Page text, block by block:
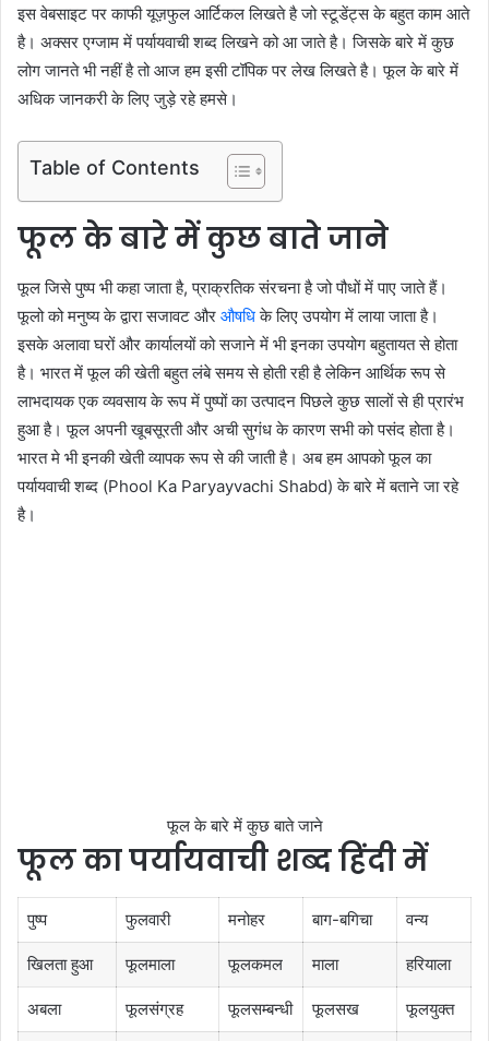
इस वेबसाइट पर काफी यूज़फुल आर्टिकल लिखते है जो स्टूडेंट्स के बहुत काम आते
है। अक्सर एग्जाम में पर्यायवाची शब्द लिखने को आ जाते है। जिसके बारे में कुछ
लोग जानते भी नहीं है तो आज हम इसी टॉपिक पर लेख लिखते है। फूल के बारे में
अधिक जानकरी के लिए जुड़े रहे हमसे।
Table of Contents
फूल के बारे में कुछ बाते जाने
फूल जिसे पुष्प भी कहा जाता है, प्राक्रतिक संरचना है जो पौधों में पाए जाते हैं।
फूलो को मनुष्य के द्वारा सजावट और औषधिके लिए उपयोग में लाया जाता है।
इसके अलावा घरों और कार्यालयों को सजाने में भी इनका उपयोग बहुतायत से होता
है। भारत में फूल की खेती बहुत लंबे समय से होती रही है लेकिन आर्थिक रूप से
लाभदायक एक व्यवसाय के रूप में पुष्पों का उत्पादन पिछले कुछ सालों से ही प्रारंभ
हुआ है। फूल अपनी खूबसूरती और अची सुगंध के कारण सभी को पसंद होता है।
भारत मे भी इनकी खेती व्यापक रूप से की जाती है। अब हम आपको फूल का
पर्यायवाची शब्द (Phool Ka Paryayvachi Shabd) के बारे में बताने जा रहे
है।
फूल के बारे में कुछ बाते जाने
फूल का पर्यायवाची शब्द हिंदी में
पुष्प फुलवारी मनोहर बाग-बगिचा वन्य
खिलता हुआ फूलमाला फूलकमल माला हरियाला
अबला फूलसंग्रह फूलसम्बन्धी फूलसख फूलयुक्त